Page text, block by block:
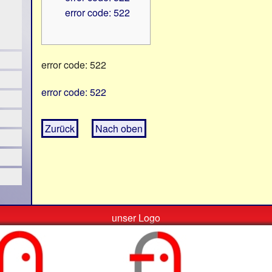
error code: 522
error code: 522
error code: 522
Zurück Nach oben
unser Logo